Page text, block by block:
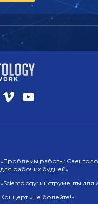
«Проблемы работы:
для рабочих будней»
«Scientology: инструменты для
Концерт «Не болейте!»